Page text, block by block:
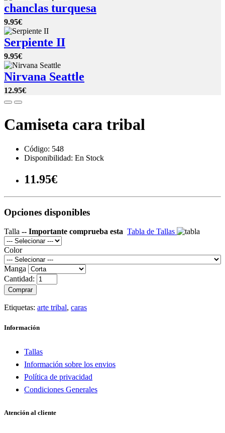
chanclas turquesa
9.95€
Serpiente II
9.95€
Nirvana Seattle
12.95€
Camiseta cara tribal
Código: 548
Disponibilidad: En Stock
11.95€
Opciones disponibles
Talla -- Importante comprueba esta Tabla de Tallas
Color
Manga
Cantidad:
Comprar
Etiquetas: arte tribal, caras
Información
Tallas
Información sobre los envios
Política de privacidad
Condiciones Generales
Atención al cliente